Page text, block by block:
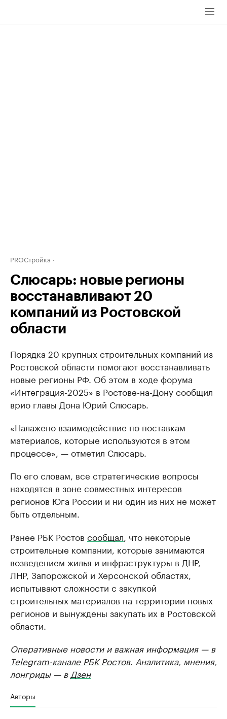
PROСтройка
Слюсарь: новые регионы
восстанавливают 20
компаний из Ростовской
области
Порядка 20 крупных строительных компаний из
Ростовской области помогают восстанавливать
новые регионы РФ. Об этом в ходе форума
«Интеграция-2025» в Ростове-на-Дону сообщил
врио главы Дона Юрий Слюсарь.
«Налажено взаимодействие по поставкам
материалов, которые используются в этом
процессе», — отметил Слюсарь.
По его словам, все стратегические вопросы
находятся в зоне совместных интересов
регионов Юга России и ни один из них не может
быть отдельным.
Ранее РБК Ростов сообщал , что некоторые
строительные компании, которые занимаются
возведением жилья и инфраструктуры в ДНР,
ЛНР, Запорожской и Херсонской областях,
испытывают сложности с закупкой
строительных материалов на территории новых
регионов и вынуждены закупать их в Ростовской
области.
Оперативные новости и важная информация — в
Telegram-канале РБК Ростов. Аналитика, мнения,
лонгриды — в Дзен
Авторы